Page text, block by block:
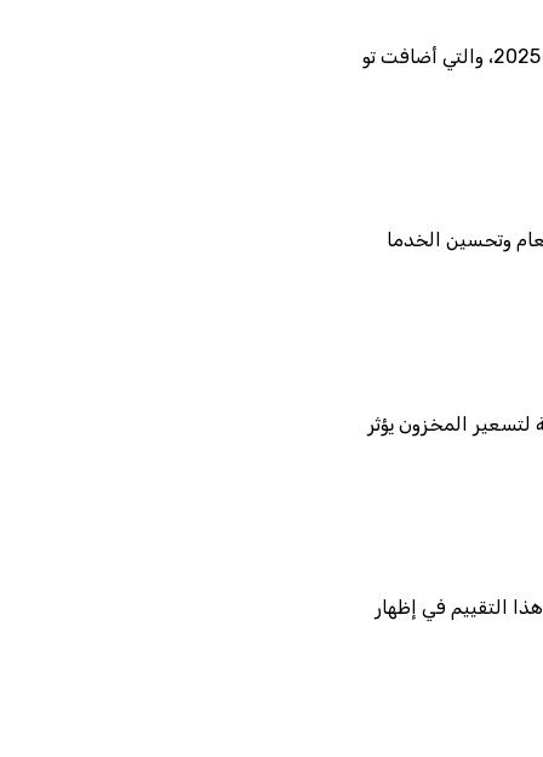
المخزون يؤثر
التقييم في إظهار